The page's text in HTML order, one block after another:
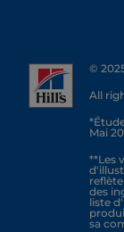
©
All
Mai
**Les
des
liste
sa